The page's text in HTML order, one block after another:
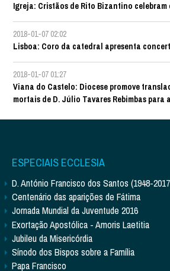
Igreja: Cristãos de Rito Bizantino celebram
2018-01-07 02:02
Lisboa: Coro da catedral apresenta
2018-01-07 01:27
Viana do Castelo: Diocese promove
mortais de D. Júlio Tavares Rebimbas para
ESPECIAIS ECCLESIA
D. António Francisco dos Santos (1948-
Centenário das aparições de Fátima
Jornada Mundial da Juventude 2016
Exortação Apostólica - Amoris Laetitia
Jubileu da Misericórdia
Sínodo dos Bispos sobre a Família
Papa Francisco